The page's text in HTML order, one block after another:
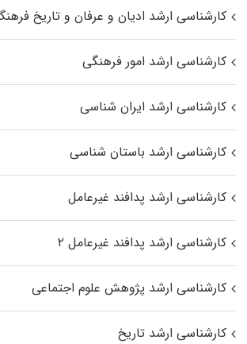
کارشناسی ارشد ادیان و عرفان و تاریخ
کارشناسی ارشد امور فرهنگی
کارشناسی ارشد ایران شناسی
کارشناسی ارشد باستان شناسی
کارشناسی ارشد پدافند غیرعامل
کارشناسی ارشد پدافند غیرعامل ۲
کارشناسی ارشد پژوهش علوم اجتماعی
کارشناسی ارشد تاریخ